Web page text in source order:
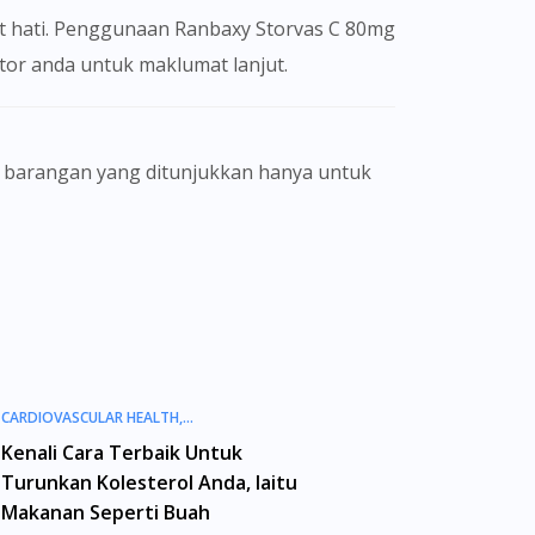
Penggunaan Ranbaxy Storvas C 80mg
anda untuk maklumat lanjut.
perubatan dan bukan bertujuan
doktor atau ahli farmasi bertauliah
dan mungkin tidak merangkumi semua
yang dikeluarkan oleh doktor
tele-konsultasi dengan salah seorang
kebenaran dari Lembaga Iklan Ubat
CARDIOVASCULAR HEALTH,
CHOLESTEROL MANAGEMENT
Kenali Cara Terbaik Untuk
Turunkan Kolesterol Anda, Iaitu
Makanan Seperti Buah